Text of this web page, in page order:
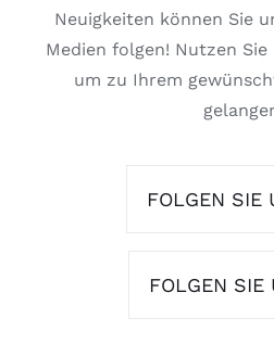
Neuigkeiten können Sie
Medien folgen! Nutzen
um zu Ihrem
FOLGEN SIE
FOLGEN SIE